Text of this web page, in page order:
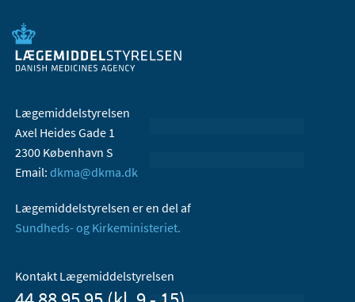
Lægemiddelstyrelsen
Axel Heides Gade 1
2300 København S
Email: dkma@dkma.dk
Lægemiddelstyrelsen er en del af
Sundheds- og Kirkeministeriet.
Kontakt Lægemiddelstyrelsen